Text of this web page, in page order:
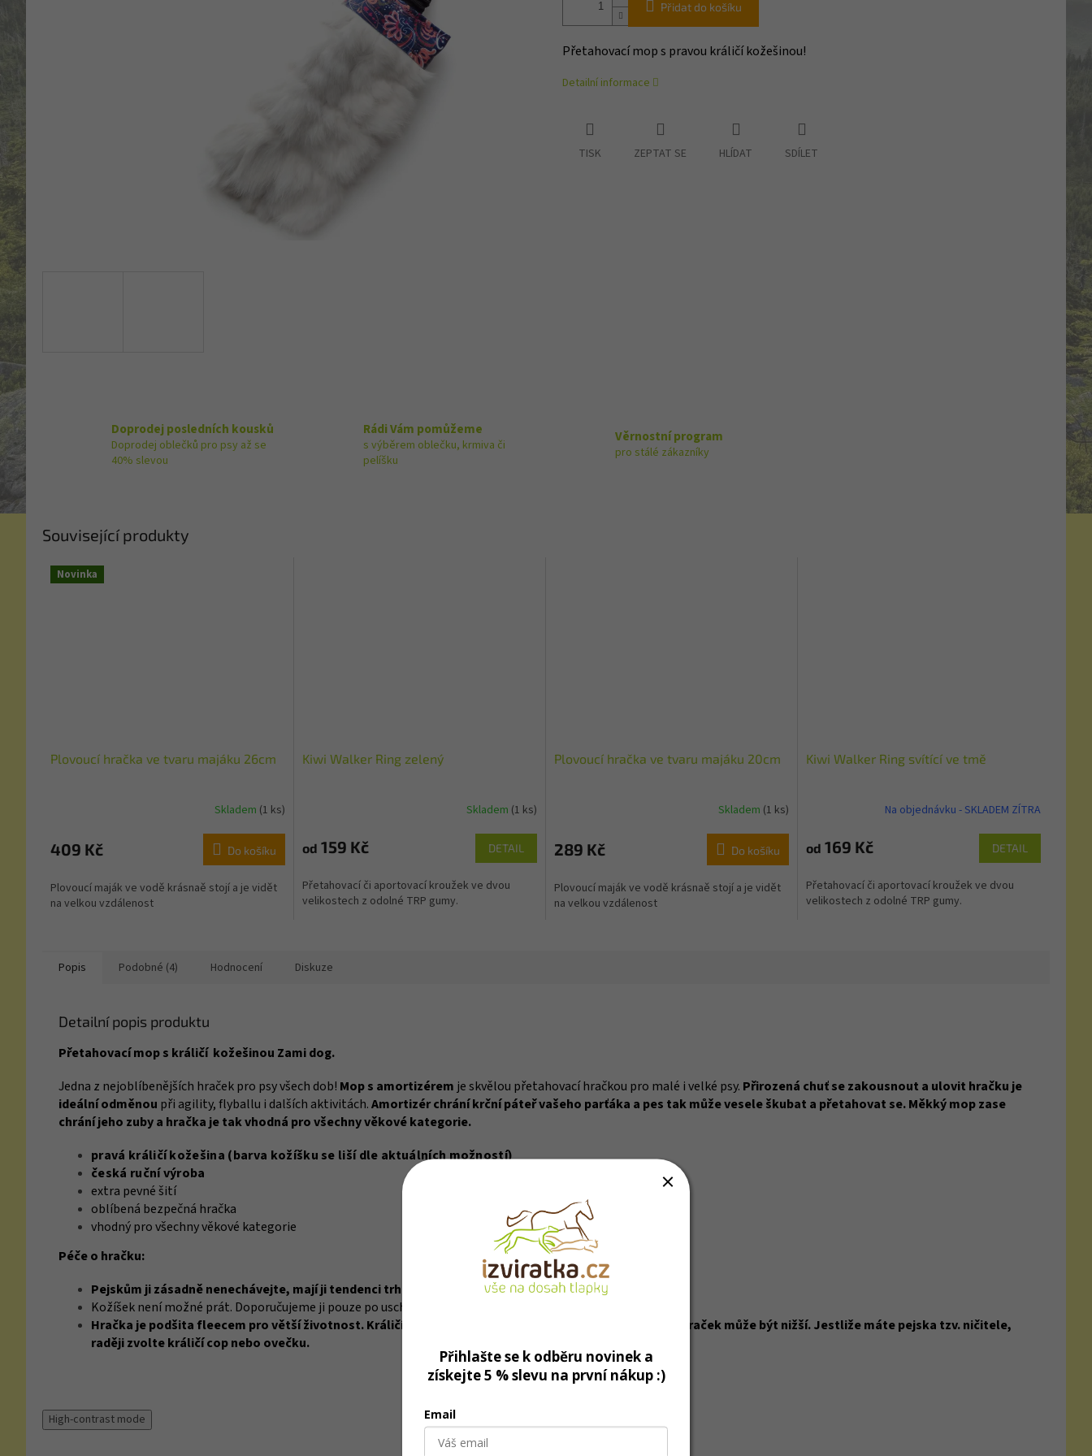
Přidat do košíku
Přetahovací mop s pravou králičí kožešinou!
Detailní informace
TISK ZEPTAT SE HLÍDAT SDÍLET
Doprodej posledních kousků
Doprodej oblečků pro psy až se
40% slevou
Rádi Vám pomůžeme
s výběrem oblečku, krmiva či
pelíšku
Věrnostní program
pro stálé zákazníky
Související produkty
Novinka
Plovoucí hračka ve tvaru majáku 26cm
Skladem (1 ks)
409 Kč Do košíku
Plovoucí maják ve vodě krásnaě stojí a je vidět
na velkou vzdálenost
Kiwi Walker Ring zelený
Skladem (1 ks)
od 159 Kč DETAIL
Přetahovací či aportovací kroužek ve dvou
velikostech z odolné TRP gumy.
Plovoucí hračka ve tvaru majáku 20cm
Skladem (1 ks)
289 Kč Do košíku
Plovoucí maják ve vodě krásnaě stojí a je vidět
na velkou vzdálenost
Kiwi Walker Ring svítící ve tmě
Na objednávku - SKLADEM ZÍTRA
od 169 Kč DETAIL
Přetahovací či aportovací kroužek ve dvou
velikostech z odolné TRP gumy.
Popis Podobné (4) Hodnocení Diskuze
Detailní popis produktu
Přetahovací mop s králičí kožešinou Zami dog.
Jedna z nejoblíbenějších hraček pro psy všech dob! Mop s amortizérem je skvělou přetahovací hračkou pro malé i velké psy. Přirozená chuť se zakousnout a ulovit hračku je
ideální odměnou při agility, flyballu i dalších aktivitách.Amortizér chrání krční páteř vašeho parťáka a pes tak může vesele škubat a přetahovat se. Měkký mop zase
chrání jeho zuby a hračka je tak vhodná pro všechny věkové kategorie.
pravá králičí kožešina (barva kožíšku se liší dle aktuálních možností)
česká ruční výroba
extra pevné šití
oblíbená bezpečná hračka
vhodný pro všechny věkové kategorie
Péče o hračku:
Pejskům ji zásadně nenechávejte, mají ji tendenci trhat.
Kožíšek není možné prát. Doporučujeme ji pouze po uschnutí česat nebo otírat vlhkým hadříkem.
Hračka je podšita fleecem pro větší životnost. Králičí kůže je ale i tak vcelku jemná, takže životnost hraček může být nižší. Jestliže máte pejska tzv. ničitele,
raději zvolte králičí cop nebo ovečku.
High-contrast mode
Přihlašte se k odběru novinek a
získejte 5 % slevu na první nákup :)
Email